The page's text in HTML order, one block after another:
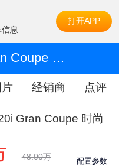
息
打开APP
2014款 420i Gran Coupe 时尚型
片 经销商 点评
Gran Coupe 时尚
48.00万 配置参数